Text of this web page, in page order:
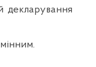
декларування